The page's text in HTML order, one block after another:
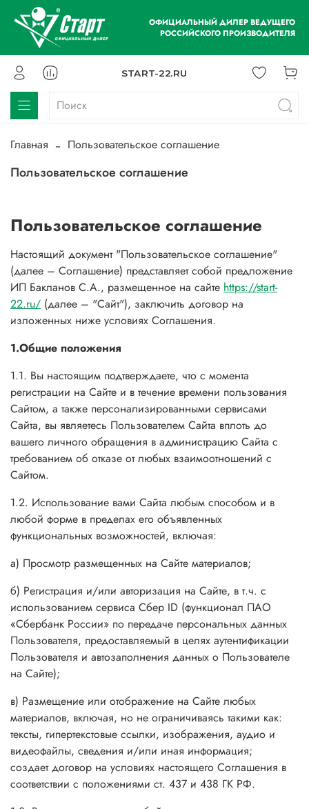
ОФИЦИАЛЬНЫЙ ДИЛЕР ВЕДУЩЕГО
РОССИЙСКОГО ПРОИЗВОДИТЕЛЯ
START-22.RU
Главная Пользовательское соглашение
Пользовательское соглашение
Пользовательское соглашение
Настоящий документ "Пользовательское соглашение"
(далее – Соглашение) представляет собой предложение
ИП Бакланов С.А., размещенное на сайте https://start-
22.ru/ (далее – "Сайт"), заключить договор на
изложенных ниже условиях Соглашения.
1.Общие положения
1.1. Вы настоящим подтверждаете, что с момента
регистрации на Сайте и в течение времени пользования
Сайтом, а также персонализированными сервисами
Сайта, вы являетесь Пользователем Сайта вплоть до
вашего личного обращения в администрацию Сайта с
требованием об отказе от любых взаимоотношений с
Сайтом.
1.2. Использование вами Сайта любым способом и в
любой форме в пределах его объявленных
функциональных возможностей, включая:
а) Просмотр размещенных на Сайте материалов;
б) Регистрация и/или авторизация на Сайте, в т.ч. с
использованием сервиса Сбер ID (функционал ПАО
«Сбербанк России» по передаче персональных данных
Пользователя, предоставляемый в целях аутентификации
Пользователя и автозаполнения данных о Пользователе
на Сайте);
в) Размещение или отображение на Сайте любых
материалов, включая, но не ограничиваясь такими как:
тексты, гипертекстовые ссылки, изображения, аудио и
видеофайлы, сведения и/или иная информация;
создает договор на условиях настоящего Соглашения в
соответствии с положениями ст. 437 и 438 ГК РФ.